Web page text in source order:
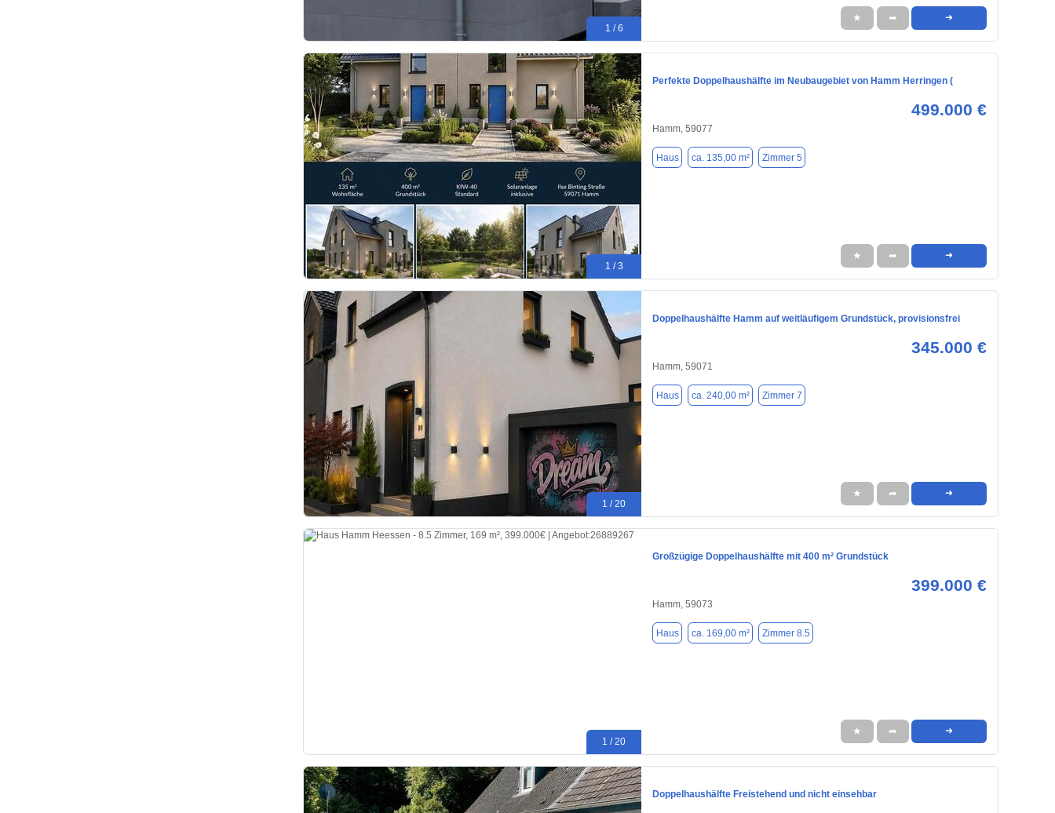
1 / 6
★ ➦ ➜
1 / 3
Perfekte Doppelhaushälfte im Neubaugebiet von Hamm Herringen (
499.000 €
Hamm, 59077
Haus ca. 135,00 m² Zimmer 5
★ ➦ ➜
1 / 20
Doppelhaushälfte Hamm auf weitläufigem Grundstück, provisionsfrei
345.000 €
Hamm, 59071
Haus ca. 240,00 m² Zimmer 7
★ ➦ ➜
1 / 20
Großzügige Doppelhaushälfte mit 400 m² Grundstück
399.000 €
Hamm, 59073
Haus ca. 169,00 m² Zimmer 8.5
★ ➦ ➜
Doppelhaushälfte Freistehend und nicht einsehbar